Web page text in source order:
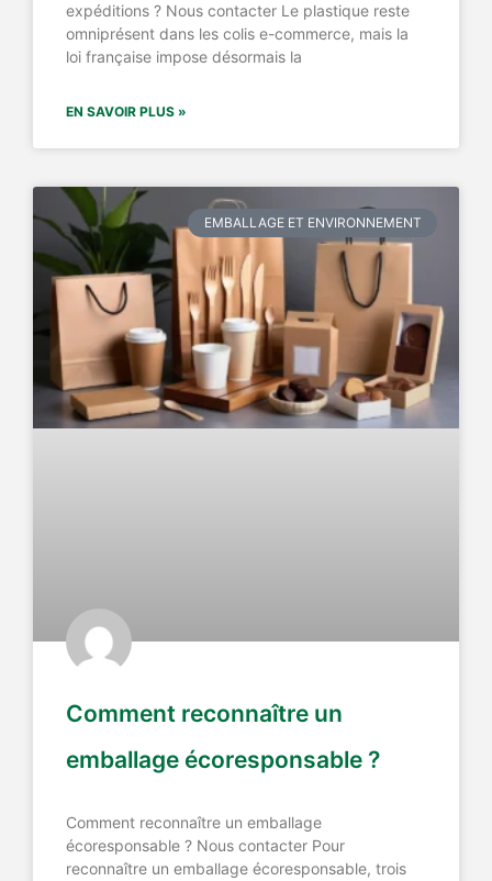
expéditions ? Nous contacter Le plastique reste
omniprésent dans les colis e-commerce, mais la
loi française impose désormais la
EN SAVOIR PLUS »
EMBALLAGE ET ENVIRONNEMENT
Comment reconnaître un
emballage écoresponsable ?
Comment reconnaître un emballage
écoresponsable ? Nous contacter Pour
reconnaître un emballage écoresponsable, trois